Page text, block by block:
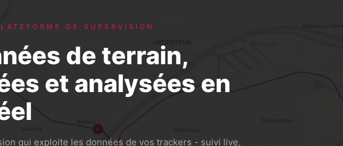
DE SUPERVISION
de terrain,
et analysées en
qui exploite les données de vos trackers - suivi live,